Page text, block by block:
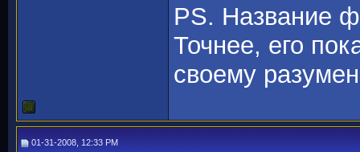
PS. Название
Точнее, его
своему
01-31-2008, 12:33 PM